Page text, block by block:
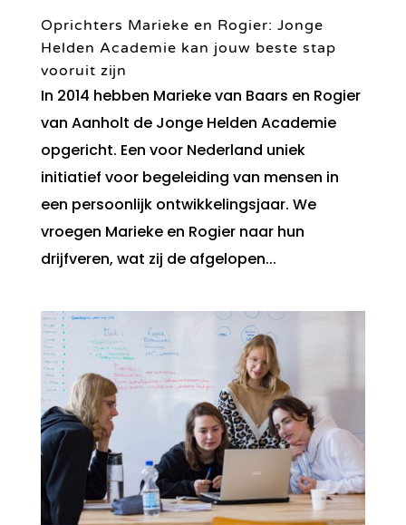
Oprichters Marieke en Rogier: Jonge
Helden Academie kan jouw beste stap
vooruit zijn
In 2014 hebben Marieke van Baars en Rogier
van Aanholt de Jonge Helden Academie
opgericht. Een voor Nederland uniek
initiatief voor begeleiding van mensen in
een persoonlijk ontwikkelingsjaar. We
vroegen Marieke en Rogier naar hun
drijfveren, wat zij de afgelopen...